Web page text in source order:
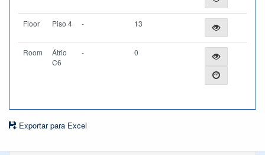
Floor Piso 4 - 13
Room
Átrio
C6
- 0
Exportar para Excel